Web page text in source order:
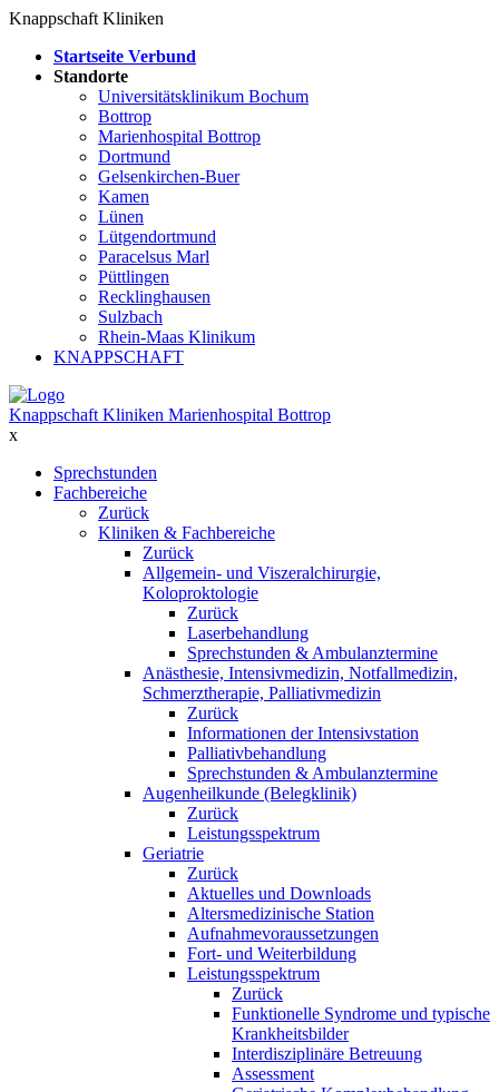
Knappschaft Kliniken
Startseite Verbund
Standorte
Universitätsklinikum Bochum
Bottrop
Marienhospital Bottrop
Dortmund
Gelsenkirchen-Buer
Kamen
Lünen
Lütgendortmund
Paracelsus Marl
Püttlingen
Recklinghausen
Sulzbach
Rhein-Maas Klinikum
KNAPPSCHAFT
Knappschaft Kliniken Marienhospital Bottrop
x
Sprechstunden
Fachbereiche
Zurück
Kliniken & Fachbereiche
Zurück
Allgemein- und Viszeralchirurgie,
Koloproktologie
Zurück
Laserbehandlung
Sprechstunden & Ambulanztermine
Anästhesie, Intensivmedizin, Notfallmedizin,
Schmerztherapie, Palliativmedizin
Zurück
Informationen der Intensivstation
Palliativbehandlung
Sprechstunden & Ambulanztermine
Augenheilkunde (Belegklinik)
Zurück
Leistungsspektrum
Geriatrie
Zurück
Aktuelles und Downloads
Altersmedizinische Station
Aufnahmevoraussetzungen
Fort- und Weiterbildung
Leistungsspektrum
Zurück
Funktionelle Syndrome und typische
Krankheitsbilder
Interdisziplinäre Betreuung
Assessment